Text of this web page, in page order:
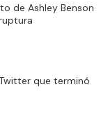
de Ashley Benson
que terminó